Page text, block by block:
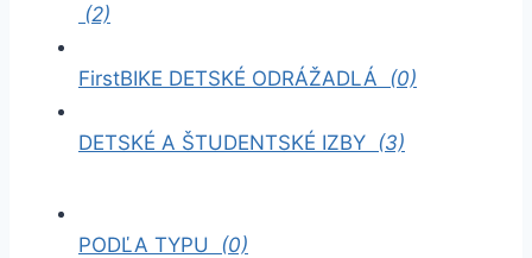
(2)
FirstBIKE DETSKÉ ODRÁŽADLÁ (0)
DETSKÉ A ŠTUDENTSKÉ IZBY (3)
PODĽA TYPU (0)